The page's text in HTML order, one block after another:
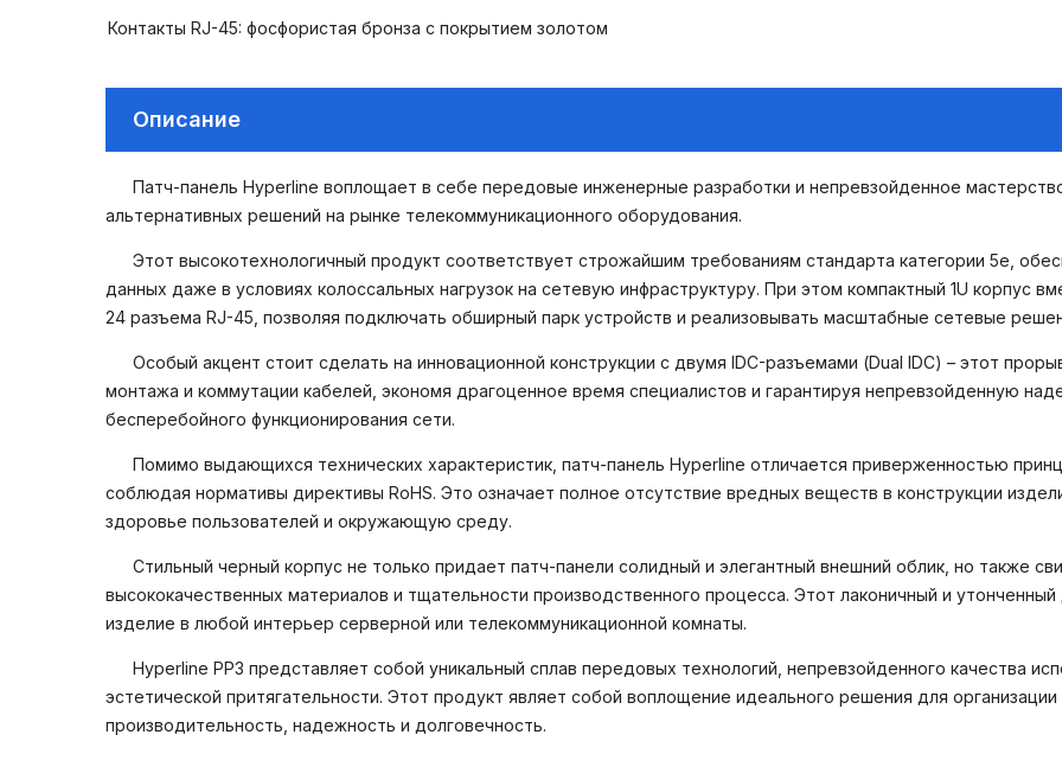
Контакты RJ-45: фосфористая бронза с покрытием золотом
Описание
Патч-панель Hyperline воплощает в себе передовые инженерные разработки и непревзойденное
альтернативных решений на рынке телекоммуникационного оборудования.
Этот высокотехнологичный продукт соответствует строжайшим требованиям стандарта категории 5e,
данных даже в условиях колоссальных нагрузок на сетевую инфраструктуру. При этом компактный 1U корпус
24 разъема RJ-45, позволяя подключать обширный парк устройств и реализовывать масштабные сетевые
Особый акцент стоит сделать на инновационной конструкции с двумя IDC-разъемами (Dual IDC) – этот
монтажа и коммутации кабелей, экономя драгоценное время специалистов и гарантируя непревзойденную
бесперебойного функционирования сети.
Помимо выдающихся технических характеристик, патч-панель Hyperline отличается приверженностью
соблюдая нормативы директивы RoHS. Это означает полное отсутствие вредных веществ в конструкции
здоровье пользователей и окружающую среду.
Стильный черный корпус не только придает патч-панели солидный и элегантный внешний облик, но также
высококачественных материалов и тщательности производственного процесса. Этот лаконичный и
изделие в любой интерьер серверной или телекоммуникационной комнаты.
Hyperline PP3 представляет собой уникальный сплав передовых технологий, непревзойденного качества
эстетической притягательности. Этот продукт являет собой воплощение идеального решения для
производительность, надежность и долговечность.